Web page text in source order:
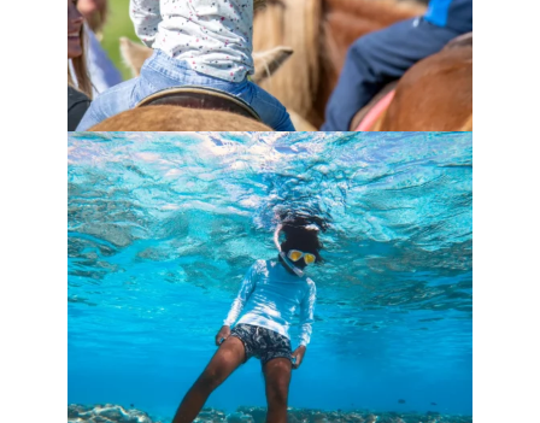
Bootekönnen an der Rezeptiondes
Campingplatzes gemietet werden.